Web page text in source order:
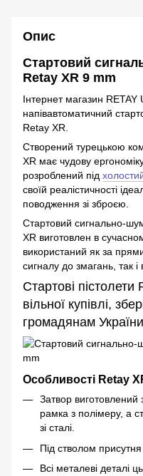
Опис
Стартовий
Retay XR 9 mm
Інтернет магазин
напівавтоматичний
Retay XR.
Створений турецькою
XR має чудову
розроблений під
своїй реалістичності
поводження зі зброєю.
Стартовий сигнально-
XR виготовлен в
використаний як за
сигналу до змагань, так і
Стартові
вільної купівлі,
громадянам
Особливості Retay
Затвор виготовлений
рамка з полімеру, а
зі сталі.
Під стволом
Всі металеві деталі